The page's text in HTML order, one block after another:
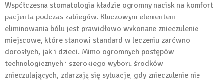
Współczesna stomatologia kładzie ogromny nacisk na komfort
pacjenta podczas zabiegów. Kluczowym elementem
eliminowania bólu jest prawidłowo wykonane znieczulenie
miejscowe, które stanowi standard w leczeniu zarówno
dorosłych, jak i dzieci. Mimo ogromnych postępów
technologicznych i szerokiego wyboru środków
znieczulających, zdarzają się sytuacje, gdy znieczulenie nie